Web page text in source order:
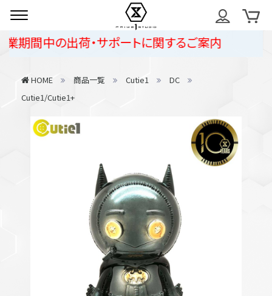
中の出荷・サポートに関するご案内
HOME 商品一覧 Cutie1
DC
Cutie1/Cutie1+